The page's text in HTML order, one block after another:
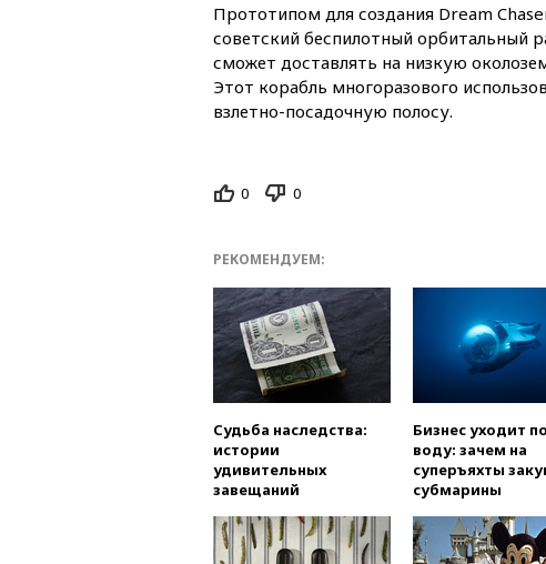
Прототипом для создания Dream
советский беспилотный орбитальный
сможет доставлять на низкую
Этот корабль многоразового
взлетно-посадочную полосу.
0 0
РЕКОМЕНДУЕМ:
Судьба наследства:
истории
удивительных
завещаний
Бизнес уходит
воду: зачем на
суперъяхты
субмарины